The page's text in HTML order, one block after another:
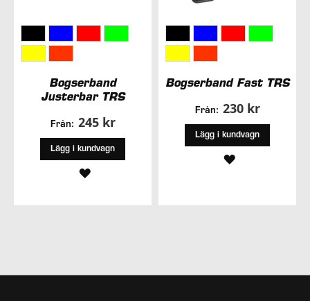
Bogserband
Justerbar TRS
Från: 245 kr
Lägg i kundvagn
LÄGG
Bogserband Fast TRS
Från: 230 kr
Lägg i kundvagn
LÄGG